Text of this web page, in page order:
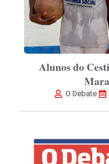
Alunos do
O Debate